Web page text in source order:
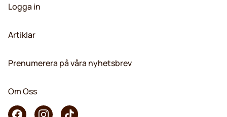
Logga in
Artiklar
Prenumerera på våra nyhetsbrev
Om Oss